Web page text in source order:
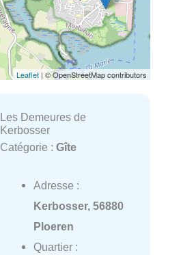
Leaflet| © OpenStreetMap contributors
Les Demeures de
Kerbosser
Catégorie : Gîte
Adresse :
Kerbosser, 56880
Ploeren
Quartier :